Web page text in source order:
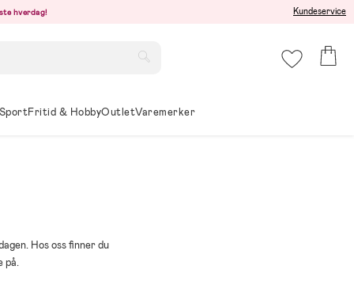
hverdag! Kundeservice
SportFritid & HobbyOutletVaremerker
Hos oss finner du
på.